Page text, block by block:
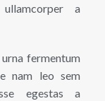
a
fermentum
nam leo sem
egestas a